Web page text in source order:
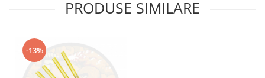
PRODUSE SIMILARE
-13%